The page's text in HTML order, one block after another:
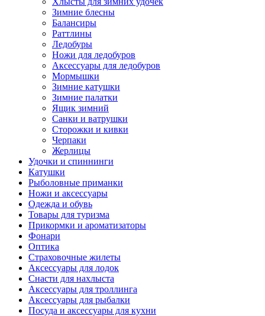
Зимние блесны
Балансиры
Раттлины
Ледобуры
Ножи для ледобуров
Аксессуары для ледобуров
Мормышки
Зимние катушки
Зимние палатки
Ящик зимний
Санки и ватрушки
Сторожки и кивки
Черпаки
Жерлицы
Удочки и спиннинги
Катушки
Рыболовные приманки
Ножи и аксессуары
Одежда и обувь
Товары для туризма
Прикормки и ароматизаторы
Фонари
Оптика
Страховочные жилеты
Аксессуары для лодок
Снасти для нахлыста
Аксессуары для троллинга
Аксессуары для рыбалки
Посуда и аксессуары для кухни